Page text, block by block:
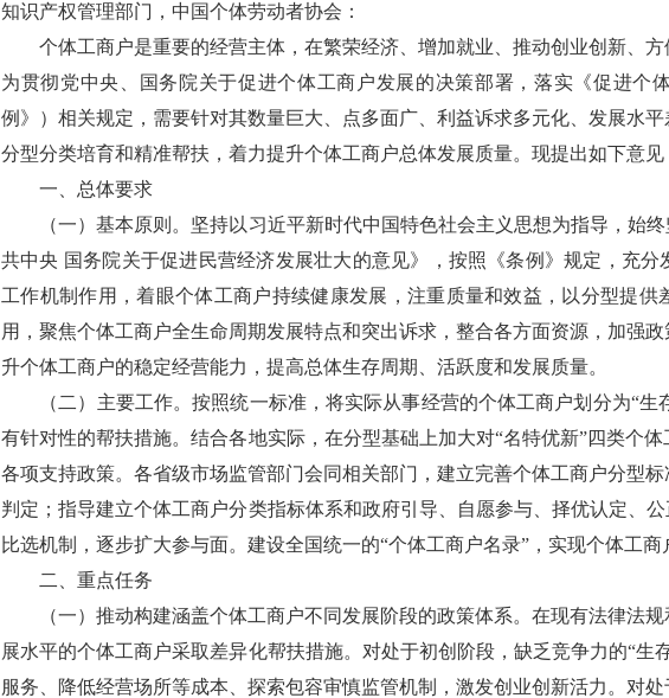
知识产权管理部门，中国个体劳动者协会：
个体工商户是重要的经营主体，在繁荣经济、增加就业、推动创业创新、方
为贯彻党中央、国务院关于促进个体工商户发展的决策部署，落实《促进个
例》）相关规定，需要针对其数量巨大、点多面广、利益诉求多元化、发展水
分型分类培育和精准帮扶，着力提升个体工商户总体发展质量。现提出如下意见
一、总体要求
（一）基本原则。坚持以习近平新时代中国特色社会主义思想为指导，始终
共中央 国务院关于促进民营经济发展壮大的意见》，按照《条例》规定，充
工作机制作用，着眼个体工商户持续健康发展，注重质量和效益，以分型提
用，聚焦个体工商户全生命周期发展特点和突出诉求，整合各方面资源，加强
升个体工商户的稳定经营能力，提高总体生存周期、活跃度和发展质量。
（二）主要工作。按照统一标准，将实际从事经营的个体工商户划分为“生
有针对性的帮扶措施。结合各地实际，在分型基础上加大对“名特优新”四类个
各项支持政策。各省级市场监管部门会同相关部门，建立完善个体工商户分型
判定；指导建立个体工商户分类指标体系和政府引导、自愿参与、择优认定、
比选机制，逐步扩大参与面。建设全国统一的“个体工商户名录”，实现个体工商
二、重点任务
（一）推动构建涵盖个体工商户不同发展阶段的政策体系。在现有法律法规
展水平的个体工商户采取差异化帮扶措施。对处于初创阶段，缺乏竞争力的“生
服务、降低经营场所等成本、探索包容审慎监管机制，激发创业创新活力。对